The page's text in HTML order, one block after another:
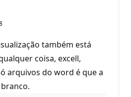
também está
coisa, excell,
arquivos do word é que a